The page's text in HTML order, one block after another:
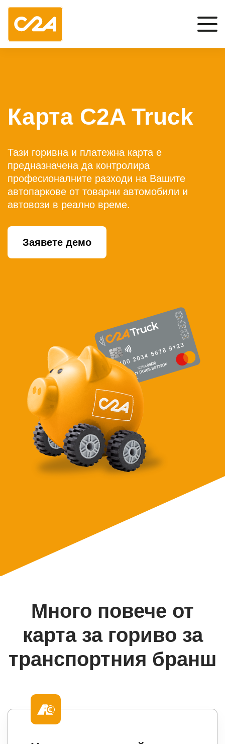
Карта C2A Truck
Тази горивна и платежна карта е
предназначена да контролира
професионалните разходи на Вашите
автопаркове от товарни автомобили и
автовози в реално време.
Заявете демо
Много повече от
карта за гориво за
транспортния бранш